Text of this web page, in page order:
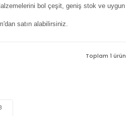
bol çeşit, geniş stok ve uygun
satın alabilirsiniz.
Toplam 1 ürün